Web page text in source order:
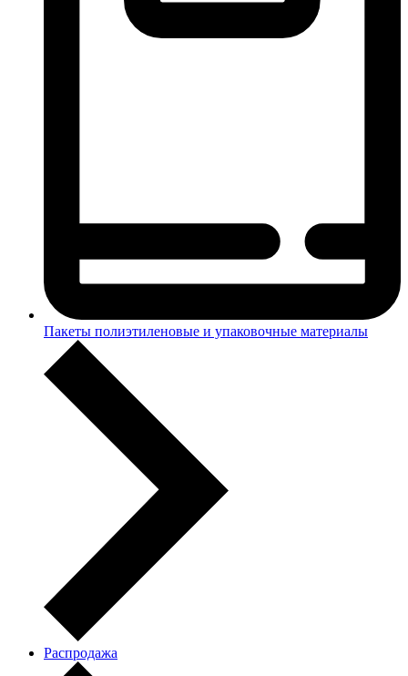
Пакеты полиэтиленовые и упаковочные материалы
Распродажа